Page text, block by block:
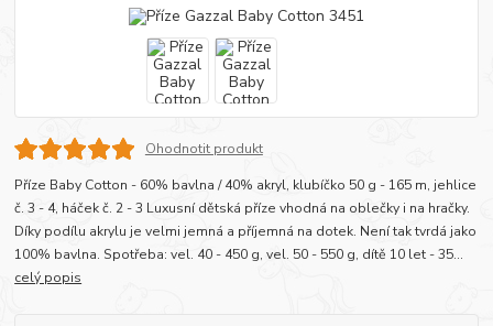
Ohodnotit produkt
Příze Baby Cotton - 60% bavlna / 40% akryl, klubíčko 50 g - 165 m, jehlice
č. 3 - 4, háček č. 2 - 3 Luxusní dětská příze vhodná na oblečky i na hračky.
Díky podílu akrylu je velmi jemná a příjemná na dotek. Není tak tvrdá jako
100% bavlna. Spotřeba: vel. 40 - 450 g, vel. 50 - 550 g, dítě 10 let - 35...
celý popis